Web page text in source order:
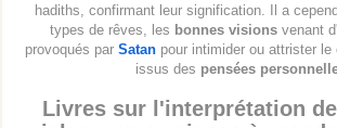
hadiths, confirmant leur signification. Il a
types de rêves, les bonnes visions venant
provoqués par Satan pour intimider ou attrister
issus des pensées
Livres sur l'interprétation